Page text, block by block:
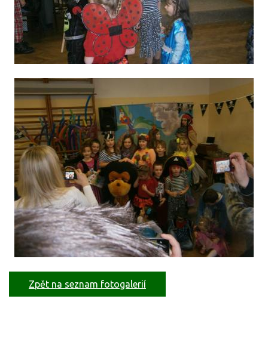
Zpět na seznam fotogalerií